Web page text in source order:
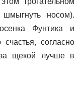
шмыгнуть носом).
Фунтика и
согласно
за щекой лучше в